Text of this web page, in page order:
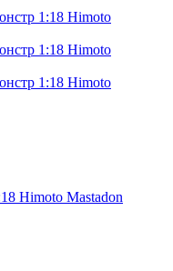
Himoto Mastadon